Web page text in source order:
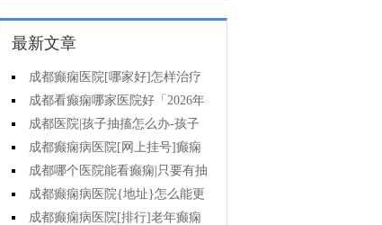
最新文章
成都癫痫医院[哪家好]怎样治疗
癫痫可以好?
成都看癫痫哪家医院好「2026年
度公布」癫痫病人的饮食禁忌
成都医院|孩子抽搐怎么办-孩子
得癫痫后能出门吗?
成都癫痫病医院[网上挂号]癫痫
对孩子的伤害有什么?
成都哪个医院能看癫痫|只要有抽
搐就是癫痫病吗?
成都癫痫病医院{地址}怎么能更
有效治癫痫?
成都癫痫病医院[排行]老年癫痫